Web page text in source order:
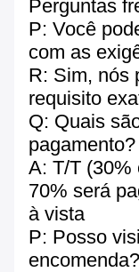
Perguntas
P: Você
com as
R: Sim, nós
requisito
Q: Quais
pagamento?
A: T/T (30%
70% será
à vista
P: Posso
encomenda?